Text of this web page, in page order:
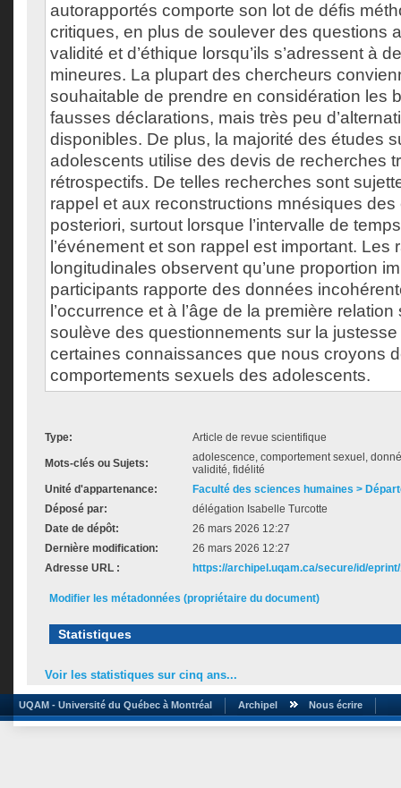
autorapportés comporte son lot de défis
critiques, en plus de soulever des questions
validité et d’éthique lorsqu’ils s’adressent à
mineures. La plupart des chercheurs
souhaitable de prendre en considération les
fausses déclarations, mais très peu
disponibles. De plus, la majorité des études
adolescents utilise des devis de recherches
rétrospectifs. De telles recherches sont
rappel et aux reconstructions mnésiques
posteriori, surtout lorsque l’intervalle de
l’événement et son rappel est important. Les
longitudinales observent qu’une proportion
participants rapporte des données
l’occurrence et à l’âge de la première
soulève des questionnements sur la
certaines connaissances que nous croyons
comportements sexuels des adolescents.
Type: Article de revue scientifique
Mots-clés ou Sujets:
adolescence, comportement sexuel,
validité, fidélité
Unité d'appartenance:
Faculté des sciences humaines >
Déposé par:
délégation Isabelle Turcotte
Date de dépôt:
26 mars 2026 12:27
Dernière modification:
26 mars 2026 12:27
Adresse URL :
https://archipel.uqam.ca/secure/id/
Modifier les métadonnées (propriétaire du document)
Statistiques
Voir les statistiques sur cinq ans...
UQAM - Université du Québec à Montréal Archipel Nous écrire